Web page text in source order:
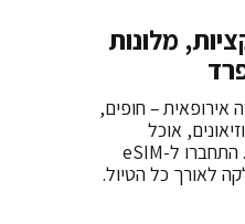
מלונות
אירופאית – חופים,
אוכל
ים-תיכוני ופסטיבלים ססגוניים. התחברו ל-eSIM
לאורך כל הטיול.